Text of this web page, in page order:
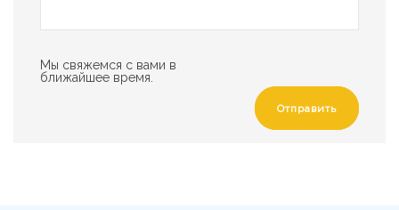
Мы свяжемся с вами в
ближайшее время.
Отправить